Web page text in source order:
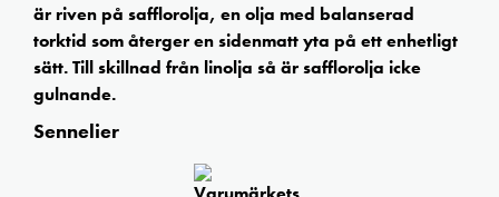
är riven på safflorolja, en olja med balanserad
torktid som återger en sidenmatt yta på ett enhetligt
sätt. Till skillnad från linolja så är safflorolja icke
gulnande.
Sennelier